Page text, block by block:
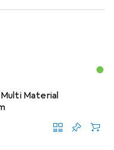
Multi Material